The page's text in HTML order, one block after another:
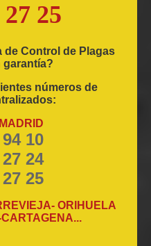
25
de Control de Plagas
garantía?
números de
10
24
25
ORIHUELA